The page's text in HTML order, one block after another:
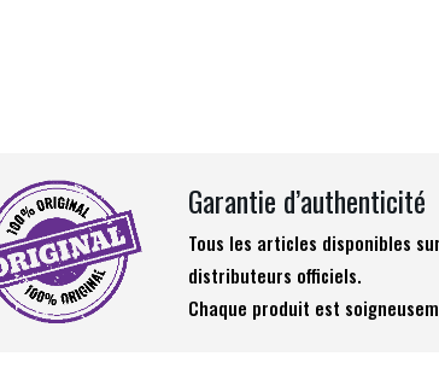
Garantie d’authenticité
Tous les articles disponibles
distributeurs officiels.
Chaque produit est